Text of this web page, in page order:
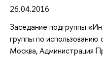
26.04.2016
Заседание подгруппы
группы по
Москва, Администрация